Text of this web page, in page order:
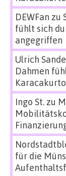
DEWFan zu
fühlt sich
angegriffen
Ulrich
Dahmen
Ingo St.zu
für die